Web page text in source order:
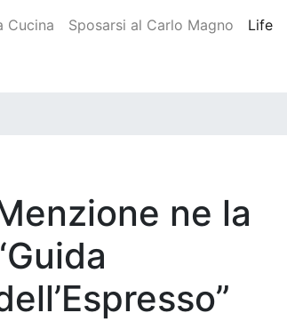
Cucina Sposarsi al Carlo Magno Life
ne la